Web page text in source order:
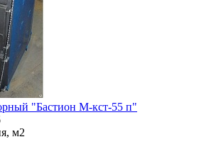
"Бастион М-кст-55 п"
м2